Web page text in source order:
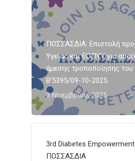
ΠΟΣΣΑΣΔΙΑ: Επιστολή
Υγείας και ΕΟΠΥΥ για
άμεσης τροποποίησης
Β’5395/09-10-2025
3 Νοεμβρίου, 2025
3rd Diabetes
ΠΟΣΣΑΣΔΙΑ